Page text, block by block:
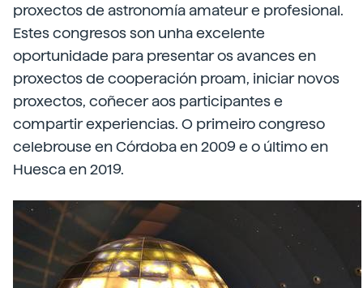
proxectos de astronomía amateur e profesional.
Estes congresos son unha excelente
oportunidade para presentar os avances en
proxectos de cooperación proam, iniciar novos
proxectos, coñecer aos participantes e
compartir experiencias. O primeiro congreso
celebrouse en Córdoba en 2009 e o último en
Huesca en 2019.